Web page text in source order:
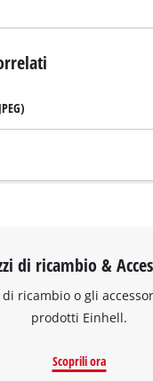
di ricambio &
ricambio o gli
prodotti Einhell.
Scoprili ora